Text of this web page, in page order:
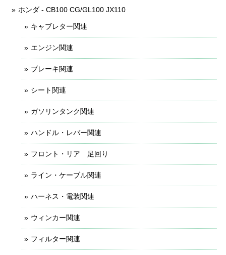
ホンダ - CB100 CG/GL100 JX110
キャブレター関連
エンジン関連
ブレーキ関連
シート関連
ガソリンタンク関連
ハンドル・レバー関連
フロント・リア 足回り
ライン・ケーブル関連
ハーネス・電装関連
ウィンカー関連
フィルター関連